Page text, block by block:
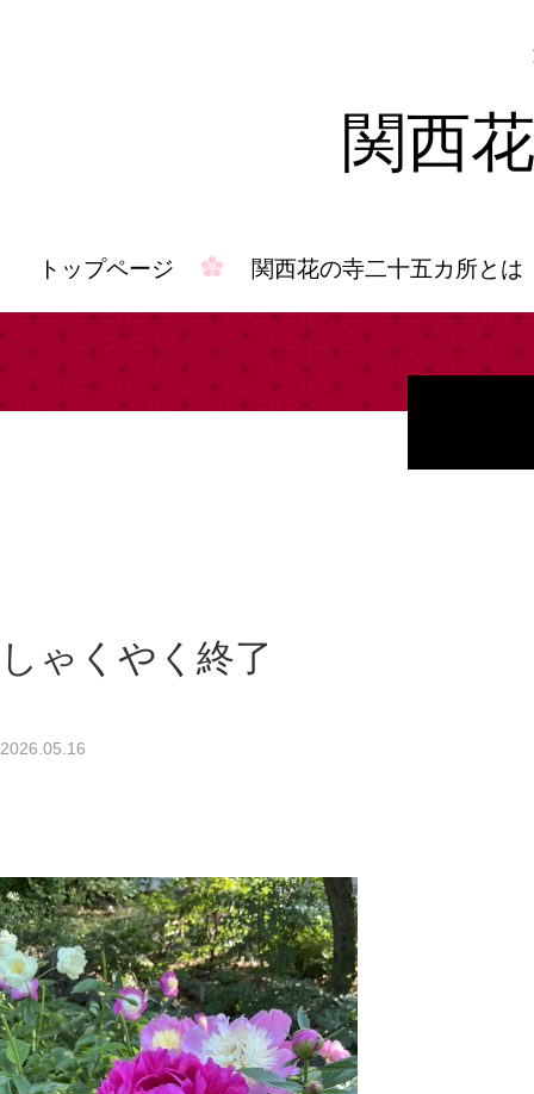
関西花
トップページ 関西花の寺二十五カ所とは
しゃくやく終了
2026.05.16